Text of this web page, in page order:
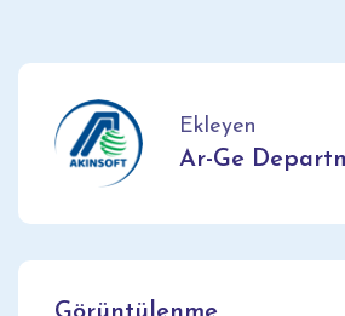
Ekleyen
Ar-Ge